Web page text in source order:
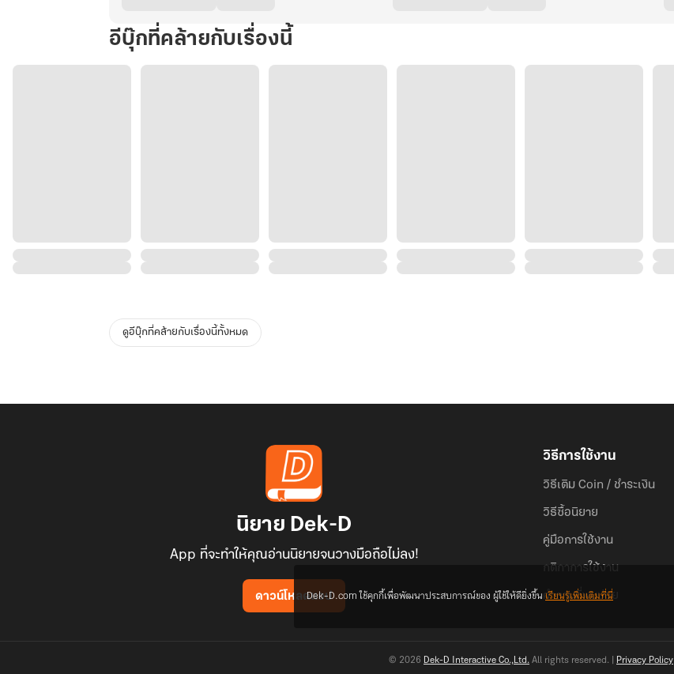
อีบุ๊กที่คล้ายกับเรื่องนี้
ดูอีบุ๊กที่คล้ายกับเรื่องนี้ทั้งหมด
นิยาย Dek-D
App ที่จะทำให้คุณอ่านนิยายจนวางมือถือไม่ลง!
ดาวน์โหลดแอป
วิธีการใช้งาน
วิธีเติม Coin / ชำระเงิน
วิธีซื้อนิยาย
คู่มือการใช้งาน
กติกาการใช้งาน
คำถามที่พบบ่อย
© 2026 Dek-D Interactive Co.,Ltd. All rights reserved. | Privacy Policy
Dek-D.com ใช้คุกกี้เพื่อพัฒนาประสบการณ์ของ ผู้ใช้ให้ดียิ่งขึ้นเรียนรู้เพิ่มเติมที่นี่